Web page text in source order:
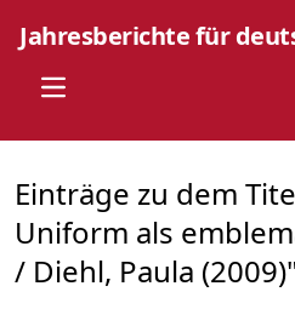
Jahresberichte für
Open main menu
Einträge zu dem
Uniform als
/ Diehl, Paula